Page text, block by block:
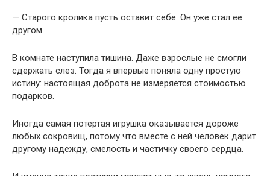
— Старого кролика пусть оставит себе. Он уже стал ее
другом.
В комнате наступила тишина. Даже взрослые не смогли
сдержать слез. Тогда я впервые поняла одну простую
истину: настоящая доброта не измеряется стоимостью
подарков.
Иногда самая потертая игрушка оказывается дороже
любых сокровищ, потому что вместе с ней человек дарит
другому надежду, смелость и частичку своего сердца.